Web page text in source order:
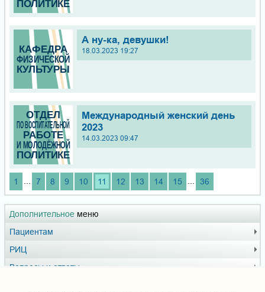
Дополнительное меню
Пациентам
РИЦ
Вопросы и ответы
А ну-ка, девушки!
18.03.2023 19:27
Международный женский день
2023
14.03.2023 09:47
1 7 8 9 10 11 12 13 14 15 36